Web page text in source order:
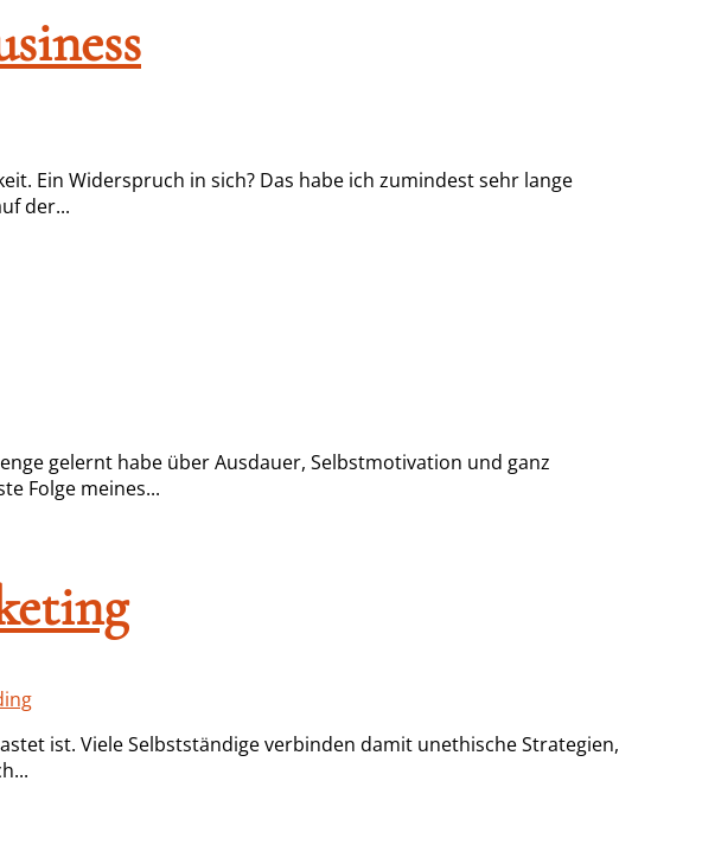
Ein Widerspruch in sich? Das habe ich zumindest sehr lange
der...
gelernt habe über Ausdauer, Selbstmotivation und ganz
Folge meines...
ist. Viele Selbstständige verbinden damit unethische Strategien,